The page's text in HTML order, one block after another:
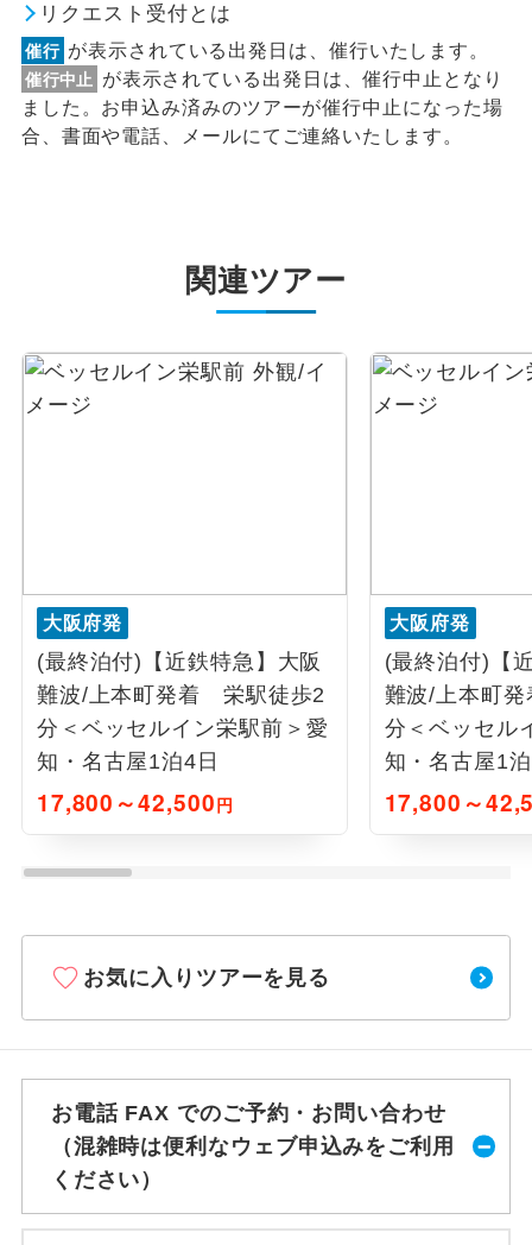
リクエスト受付とは
催行 が表示されている出発日は、催行いたします。
催行中止
が表示されている出発日は、催行中止となり
ました。お申込み済みのツアーが催行中止になった場
合、書面や電話、メールにてご連絡いたします。
関連ツアー
大阪府発
(最終泊付)【近鉄特急】大阪
難波/上本町発着 栄駅徒歩2
分＜ベッセルイン栄駅前＞愛
知・名古屋1泊4日
17,800～42,500円
大阪府発
(最終泊付)【
難波/上本町
分＜ベッセル
知・名古屋1
17,800～
お気に入りツアーを見る
お電話 FAX でのご予約・お問い合わせ
（混雑時は便利なウェブ申込みをご利用
ください）